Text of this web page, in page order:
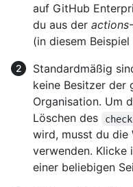
auf GitHub
du aus der actions
(in diesem Beispiel
Standardmäßig
keine Besitzer der
Organisation. Um
Löschen des
wird, musst du
verwenden. Klicke
einer beliebigen